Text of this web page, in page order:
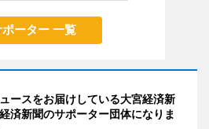
ポーター 一覧
ースをお届けしている大宮経済新
済新聞のサポーター団体になりま